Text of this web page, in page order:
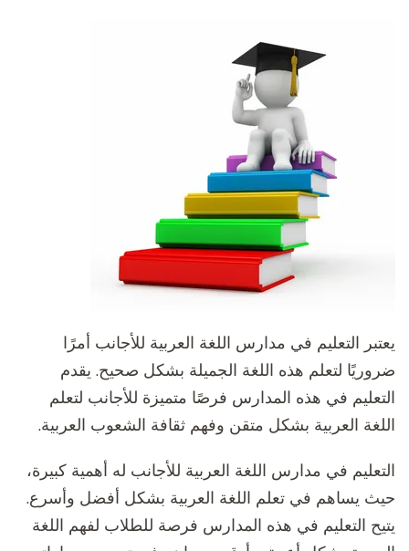
يعتبر التعليم في مدارس اللغة العربية للأجانب أمرًا
ضروريًا لتعلم هذه اللغة الجميلة بشكل صحيح. يقدم
التعليم في هذه المدارس فرصًا متميزة للأجانب لتعلم
اللغة العربية بشكل متقن وفهم ثقافة الشعوب العربية.
التعليم في مدارس اللغة العربية للأجانب له أهمية كبيرة،
حيث يساهم في تعلم اللغة العربية بشكل أفضل وأسرع.
يتيح التعليم في هذه المدارس فرصة للطلاب لفهم اللغة